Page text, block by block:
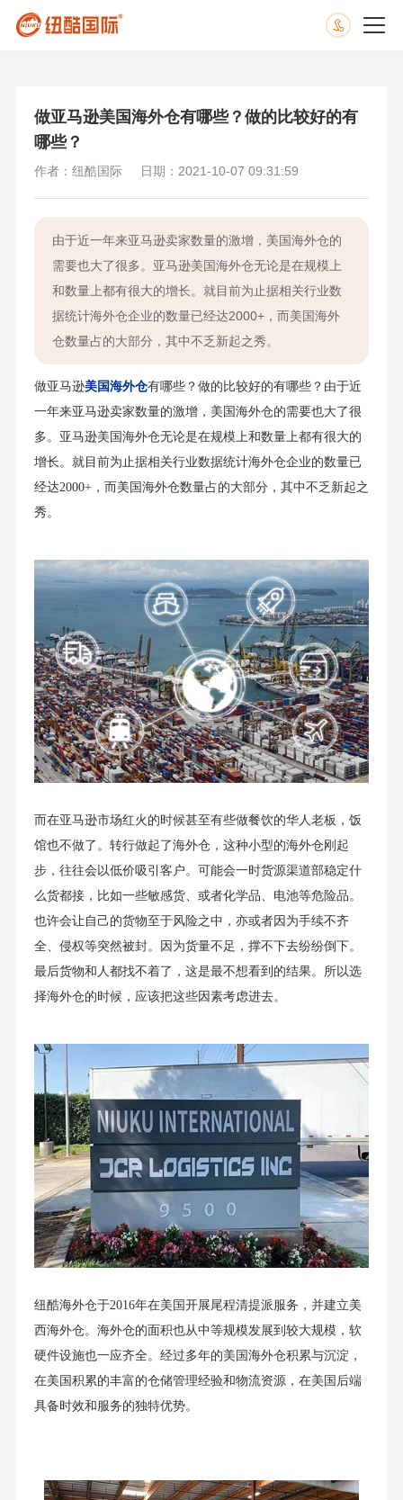
做亚马逊美国海外仓有哪些？做的比较好的有
哪些？
作者：纽酷国际 日期：2021-10-07 09:31:59
由于近一年来亚马逊卖家数量的激增，美国海外仓的
需要也大了很多。亚马逊美国海外仓无论是在规模上
和数量上都有很大的增长。就目前为止据相关行业数
据统计海外仓企业的数量已经达2000+，而美国海外
仓数量占的大部分，其中不乏新起之秀。
做亚马逊美国海外仓有哪些？做的比较好的有哪些？由于近
一年来亚马逊卖家数量的激增，美国海外仓的需要也大了很
多。亚马逊美国海外仓无论是在规模上和数量上都有很大的
增长。就目前为止据相关行业数据统计海外仓企业的数量已
经达2000+，而美国海外仓数量占的大部分，其中不乏新起之
秀。
而在亚马逊市场红火的时候甚至有些做餐饮的华人老板，饭
馆也不做了。转行做起了海外仓，这种小型的海外仓刚起
步，往往会以低价吸引客户。可能会一时货源渠道部稳定什
么货都接，比如一些敏感货、或者化学品、电池等危险品。
也许会让自己的货物至于风险之中，亦或者因为手续不齐
全、侵权等突然被封。因为货量不足，撑不下去纷纷倒下。
最后货物和人都找不着了，这是最不想看到的结果。所以选
择海外仓的时候，应该把这些因素考虑进去。
纽酷海外仓于2016年在美国开展尾程清提派服务，并建立美
西海外仓。海外仓的面积也从中等规模发展到较大规模，软
硬件设施也一应齐全。经过多年的美国海外仓积累与沉淀，
在美国积累的丰富的仓储管理经验和物流资源，在美国后端
具备时效和服务的独特优势。